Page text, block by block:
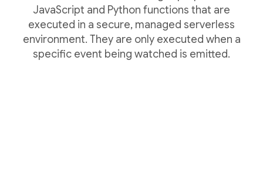
JavaScript and Python functions that are
executed in a secure, managed serverless
environment. They are only executed when a
specific event being watched is emitted.